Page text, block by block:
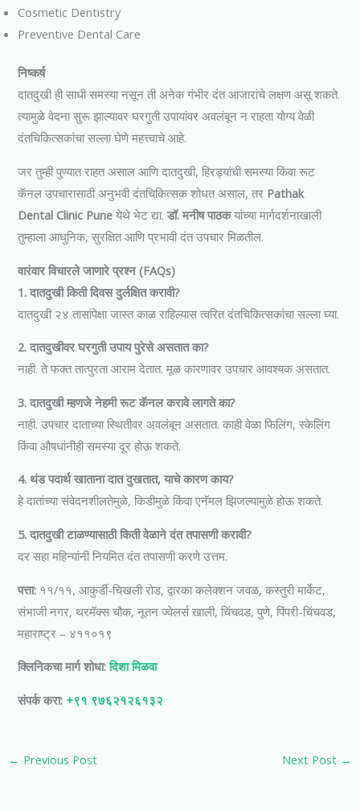
Cosmetic Dentistry
Preventive Dental Care
निष्कर्ष
दातदुखी ही साधी समस्या नसून ती अनेक गंभीर दंत आजारांचे लक्षण असू शकते.
त्यामुळे वेदना सुरू झाल्यावर घरगुती उपायांवर अवलंबून न राहता योग्य वेळी
दंतचिकित्सकांचा सल्ला घेणे महत्त्वाचे आहे.
जर तुम्ही पुण्यात राहत असाल आणि दातदुखी, हिरड्यांची समस्या किंवा रूट
कॅनल उपचारासाठी अनुभवी दंतचिकित्सक शोधत असाल, तर Pathak
Dental Clinic Pune येथे भेट द्या.डॉ. मनीष पाठकयांच्या मार्गदर्शनाखाली
तुम्हाला आधुनिक, सुरक्षित आणि प्रभावी दंत उपचार मिळतील.
वारंवार विचारले जाणारे प्रश्न (FAQs)
1. दातदुखी किती दिवस दुर्लक्षित करावी?
दातदुखी २४ तासांपेक्षा जास्त काळ राहिल्यास त्वरित दंतचिकित्सकांचा सल्ला घ्या.
2. दातदुखीवर घरगुती उपाय पुरेसे असतात का?
नाही. ते फक्त तात्पुरता आराम देतात. मूळ कारणावर उपचार आवश्यक असतात.
3. दातदुखी म्हणजे नेहमी रूट कॅनल करावे लागते का?
नाही. उपचार दाताच्या स्थितीवर अवलंबून असतात. काही वेळा फिलिंग, स्केलिंग
किंवा औषधांनीही समस्या दूर होऊ शकते.
4. थंड पदार्थ खाताना दात दुखतात, याचे कारण काय?
हे दातांच्या संवेदनशीलतेमुळे, किडीमुळे किंवा एनॅमल झिजल्यामुळे होऊ शकते.
5. दातदुखी टाळण्यासाठी किती वेळाने दंत तपासणी करावी?
दर सहा महिन्यांनी नियमित दंत तपासणी करणे उत्तम.
पत्ता: ११/११, आकुर्डी-चिखली रोड, द्वारका कलेक्शन जवळ, कस्तुरी मार्केट,
संभाजी नगर, थरमॅक्स चौक, नूतन ज्वेलर्स खाली, चिंचवड, पुणे, पिंपरी-चिंचवड,
महाराष्ट्र – ४११०१९
क्लिनिकचा मार्ग शोधा: दिशा मिळवा
संपर्क करा: +९१ ९७६२१२६१३२
← Previous Post Next Post →